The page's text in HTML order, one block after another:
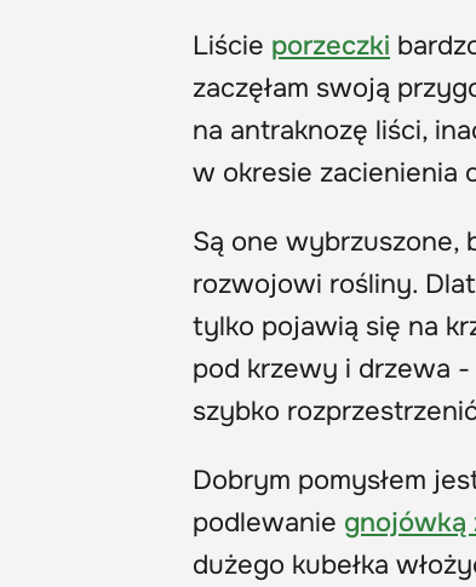
Liście porzeczki
zaczęłam swoją
na antraknozę liści,
w okresie zacienienia
Są one wybrzuszone,
rozwojowi rośliny.
tylko pojawią się na
pod krzewy i drzewa
szybko
Dobrym pomysłem
podlewanie gnojówką
dużego kubełka